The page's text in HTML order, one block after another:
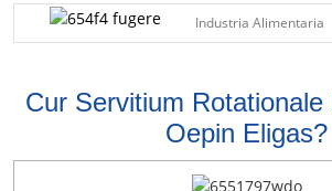
Industria Alimentaria
Cur Servitium
Oepin Eligas?